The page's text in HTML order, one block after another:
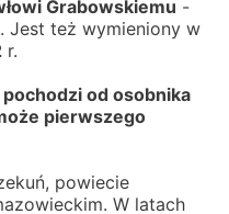
Grabowskiemu -
Jest też wymieniony w
r.
od osobnika
pierwszego
powiecie